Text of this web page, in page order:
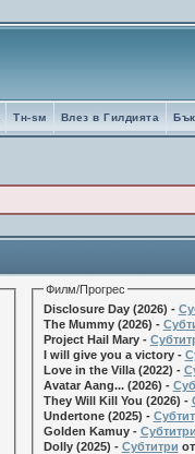
Влез в Гилдията
Tн-sм
Филм/Прогрес
Disclosure Day (2026) -
The Mummy (2026) -
Project Hail Mary -
I will give you a victory -
Love in the Villa (2022) -
Avatar Aang... (2026) -
They Will Kill You (2026) -
Undertone (2025) -
Golden Kamuy - Субтитри
Dolly (2025) - Субтитри